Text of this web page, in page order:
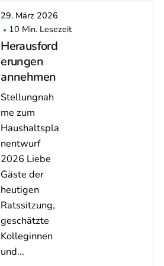
29. März 2026
10 Min. Lesezeit
Herausford
erungen
annehmen
Stellungnah
me zum
Haushaltspla
nentwurf
2026 Liebe
Gäste der
heutigen
Ratssitzung,
geschätzte
Kolleginnen
und...